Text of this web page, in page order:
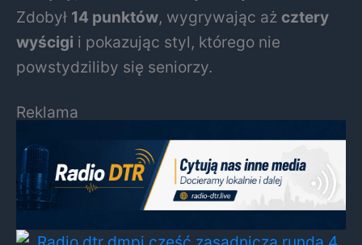
Zdobył 14 punktów, wygrywając aż cztery
wyścigi i pokazując styl, którego nie
powstydziliby się seniorzy.
Reklama